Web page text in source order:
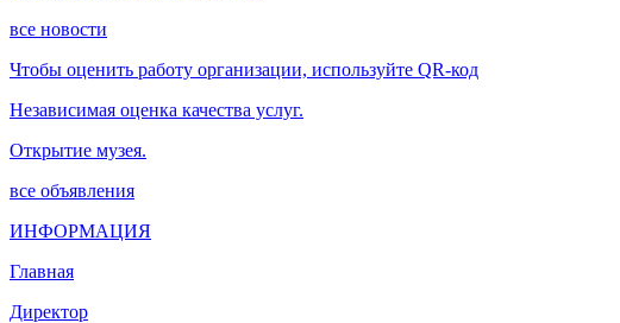
все новости
Чтобы оценить работу организации, используйте QR-код
Независимая оценка качества услуг.
Открытие музея.
все объявления
ИНФОРМАЦИЯ
Главная
Директор